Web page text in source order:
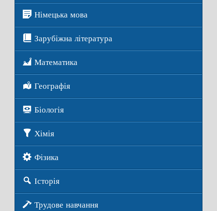
Німецька мова
Зарубіжна література
Математика
Географія
Біологія
Хімія
Фізика
Історія
Трудове навчання